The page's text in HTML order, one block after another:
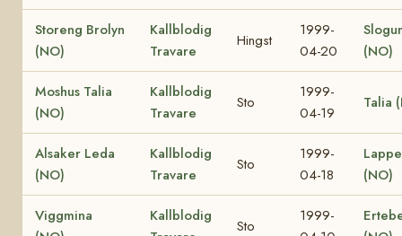
Storeng Brolyn
(NO)
Kallblodig
Travare
Hingst
1999-
04-20
(NO)
Moshus Talia
(NO)
Kallblodig
Travare
Sto
1999-
04-19
Talia
Alsaker Leda
(NO)
Kallblodig
Travare
Sto
1999-
04-18
(NO)
Viggmina
Kallblodig
Sto
1999-